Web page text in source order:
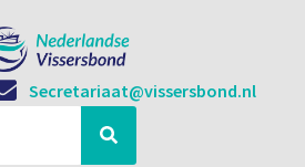
Secretariaat@vissersbond.nl